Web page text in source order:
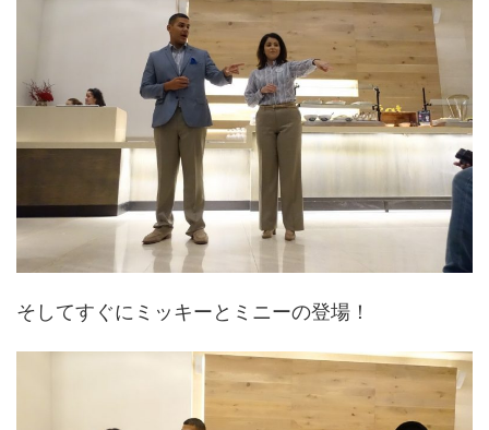
そしてすぐにミッキーとミニーの登場！